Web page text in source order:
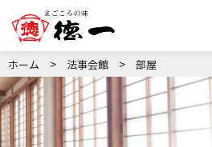
ホーム > 法事会館 > 部屋